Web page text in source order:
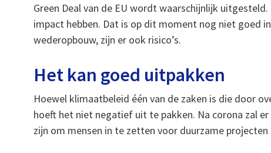
Green Deal van de EU wordt waarschijnlijk
impact hebben. Dat is op dit moment nog niet goed
wederopbouw, zijn er ook risico’s.
Het kan goed uitpakken
Hoewel klimaatbeleid één van de zaken is die door
hoeft het niet negatief uit te pakken. Na corona zal
zijn om mensen in te zetten voor duurzame